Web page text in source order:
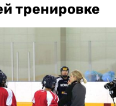
тренировке